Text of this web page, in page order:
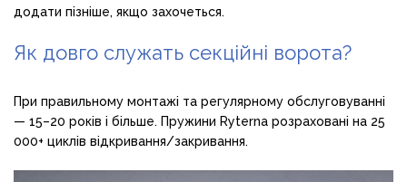
додати пізніше, якщо захочеться.
Як довго служать секційні ворота?
При правильному монтажі та регулярному обслуговуванні
— 15–20 років і більше. Пружини Ryterna розраховані на 25
000+ циклів відкривання/закривання.